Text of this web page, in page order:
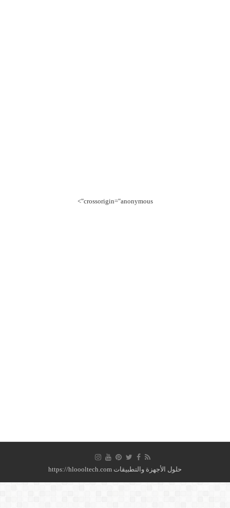
crossorigin="anonymous">
حلول الأجهزة والتطبيقات https://hloooltech.com